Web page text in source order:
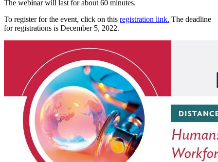
The webinar will last for about 60 minutes.
To register for the event, click on this registration link. The deadline
for registrations is December 5, 2022.